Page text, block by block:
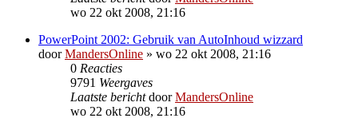
wo 22 okt 2008, 21:16
PowerPoint 2002: Gebruik van AutoInhoud wizzard
doorMandersOnline » wo 22 okt 2008, 21:16
0 Reacties
9791 Weergaves
Laatste berichtdoorMandersOnline
wo 22 okt 2008, 21:16